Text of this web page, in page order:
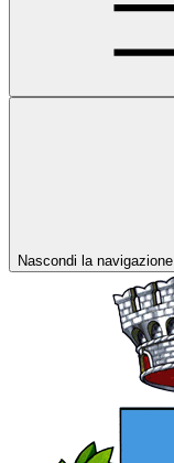
Nascondi la navigazione